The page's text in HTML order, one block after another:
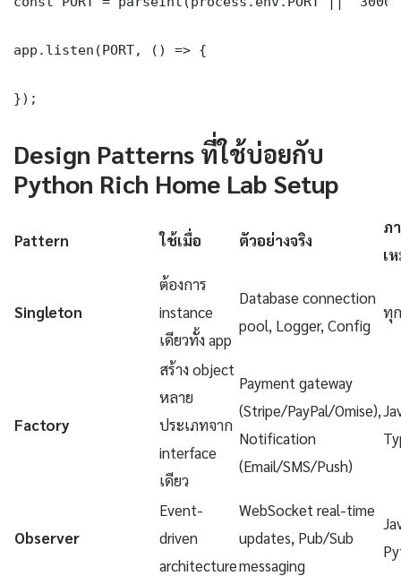
app.listen(PORT, () => {
});
Design Patterns ที่ใช้บ่อยกับ
Python Rich Home Lab Setup
Pattern ใช้เมื่อ ตัวอย่างจริง
ภ
เ
Singleton
ต้องการ
instance
เดียวทั้ง app
Database connection
pool, Logger, Config
ทุ
Factory
สร้าง object
หลาย
ประเภทจาก
interface
เดียว
Payment gateway
(Stripe/PayPal/Omise),
Notification
(Email/SMS/Push)
Observer
Event-
driven
architecture
WebSocket real-time
updates, Pub/Sub
messaging